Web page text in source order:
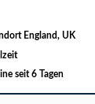
England, UK
seit 6 Tagen